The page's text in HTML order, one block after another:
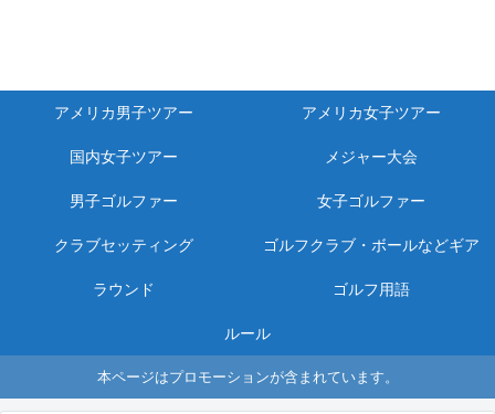
アメリカ男子ツアー アメリカ女子ツアー
国内女子ツアー メジャー大会
男子ゴルファー 女子ゴルファー
クラブセッティング ゴルフクラブ・ボールなどギア
ラウンド ゴルフ用語
ルール
本ページはプロモーションが含まれています。